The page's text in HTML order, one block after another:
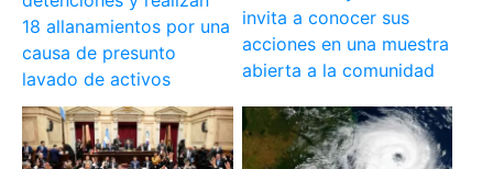
18 allanamientos por una
causa de presunto
lavado de activos
invita a conocer sus
acciones en una muestra
abierta a la comunidad